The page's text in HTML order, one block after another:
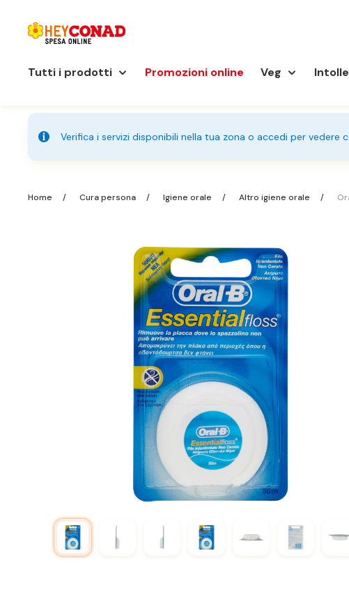
Tutti i prodotti Promozioni online Veg
Verifica i servizi disponibili nella tua zona o accedi per
Home Cura persona Igiene orale Altro igiene orale